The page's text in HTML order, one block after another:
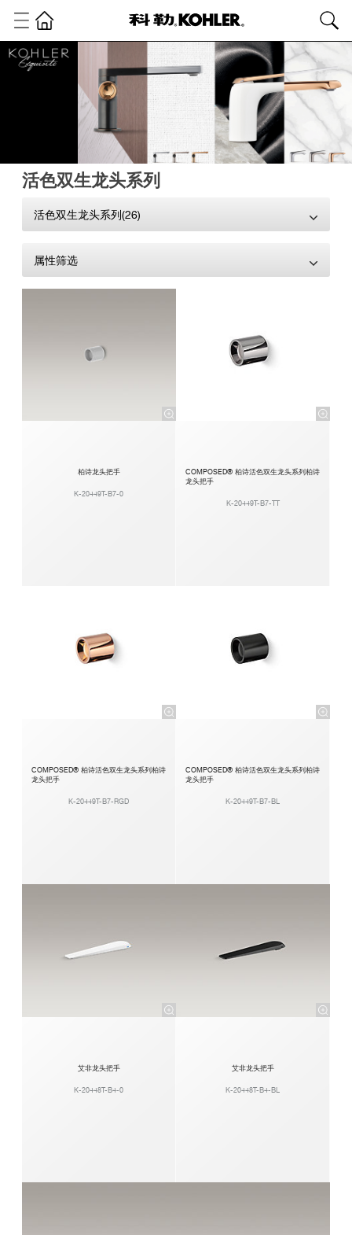
活色双生龙头系列
活色双生龙头系列(26)
属性筛选
柏诗龙头把手
K-20449T-B7-0
COMPOSED® 柏诗活色双生龙头系列柏诗
龙头把手
K-20449T-B7-TT
COMPOSED® 柏诗活色双生龙头系列柏诗
龙头把手
K-20449T-B7-RGD
COMPOSED® 柏诗活色双生龙头系列柏诗
龙头把手
K-20449T-B7-BL
艾非龙头把手
K-20448T-B4-0
艾非龙头把手
K-20448T-B4-BL